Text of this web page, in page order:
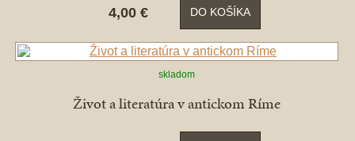
4,00 € DO KOŠÍKA
skladom
Život a literatúra v antickom Ríme